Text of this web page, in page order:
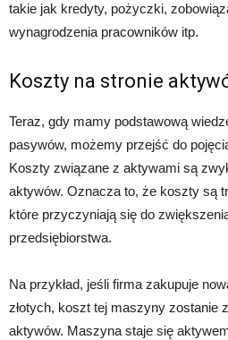
takie jak kredyty, pożyczki,
wynagrodzenia pracowników itp.
Koszty na stronie
Teraz, gdy mamy podstawową
pasywów, możemy przejść do
Koszty związane z aktywami są
aktywów. Oznacza to, że koszty są
które przyczyniają się do
przedsiębiorstwa.
Na przykład, jeśli firma zakupuje
złotych, koszt tej maszyny zostanie
aktywów. Maszyna staje się